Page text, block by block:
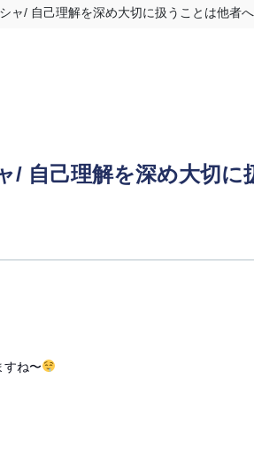
ャ/ 自己理解を深め大切に扱うことは他者
/ 自己理解を深め大切
すね〜